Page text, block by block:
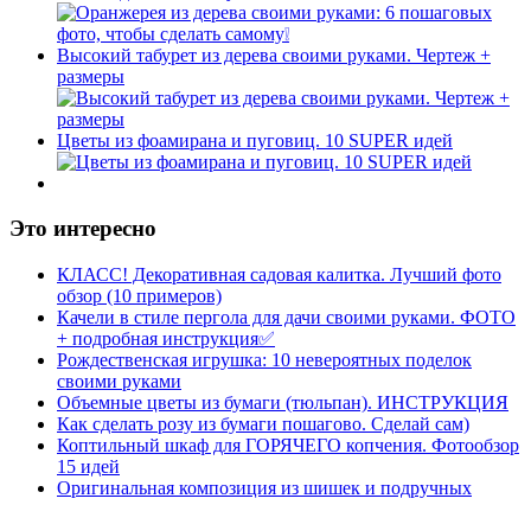
Высокий табурет из дерева своими руками. Чертеж +
размеры
Цветы из фоамирана и пуговиц. 10 SUPER идей
Это интересно
КЛАСС! Декоративная садовая калитка. Лучший фото
обзор (10 примеров)
Качели в стиле пергола для дачи своими руками. ФОТО
+ подробная инструкция✅
Рождественская игрушка: 10 невероятных поделок
своими руками
Объемные цветы из бумаги (тюльпан). ИНСТРУКЦИЯ
Как сделать розу из бумаги пошагово. Сделай сам)
Коптильный шкаф для ГОРЯЧЕГО копчения. Фотообзор
15 идей
Оригинальная композиция из шишек и подручных